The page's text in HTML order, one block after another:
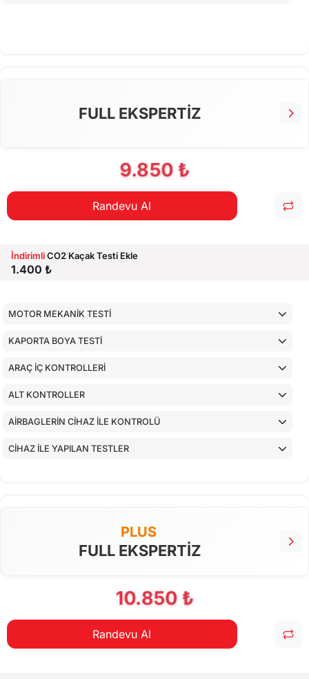
FULL EKSPERTİZ
9.850 ₺
Randevu Al
İndirimliCO2 Kaçak Testi Ekle
1.400 ₺
MOTOR MEKANİK TESTİ
KAPORTA BOYA TESTİ
ARAÇ İÇ KONTROLLERİ
ALT KONTROLLER
AİRBAGLERİN CİHAZ İLE KONTROLÜ
CİHAZ İLE YAPILAN TESTLER
PLUS
FULL EKSPERTİZ
10.850 ₺
Randevu Al